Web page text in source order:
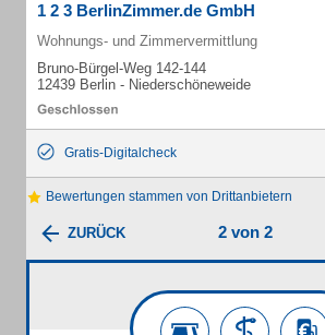
1 2 3 BerlinZimmer.de GmbH
Wohnungs- und Zimmervermittlung
Bruno-Bürgel-Weg 142-144
12439 Berlin - Niederschöneweide
Gratis-Digitalcheck
Bewertungen stammen von Drittanbietern
ZURÜCK 2 von 2